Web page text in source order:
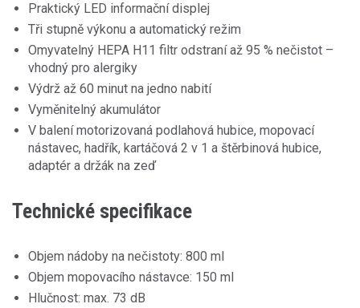
Praktický LED informační displej
Tři stupně výkonu a automatický režim
Omyvatelný HEPA H11 filtr odstraní až 95 % nečistot –
vhodný pro alergiky
Výdrž až 60 minut na jedno nabití
Vyměnitelný akumulátor
V balení motorizovaná podlahová hubice, mopovací
nástavec, hadřík, kartáčová 2 v 1 a štěrbinová hubice,
adaptér a držák na zeď
Technické specifikace
Objem nádoby na nečistoty: 800 ml
Objem mopovacího nástavce: 150 ml
Hlučnost: max. 73 dB